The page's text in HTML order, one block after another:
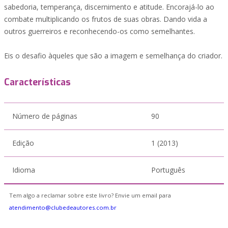
sabedoria, temperança, discernimento e atitude. Encorajá-lo ao
combate multiplicando os frutos de suas obras. Dando vida a
outros guerreiros e reconhecendo-os como semelhantes.
Eis o desafio àqueles que são a imagem e semelhança do criador.
Características
Número de páginas 90
Edição 1 (2013)
Idioma Português
Tem algo a reclamar sobre este livro? Envie um email para
atendimento@clubedeautores.com.br